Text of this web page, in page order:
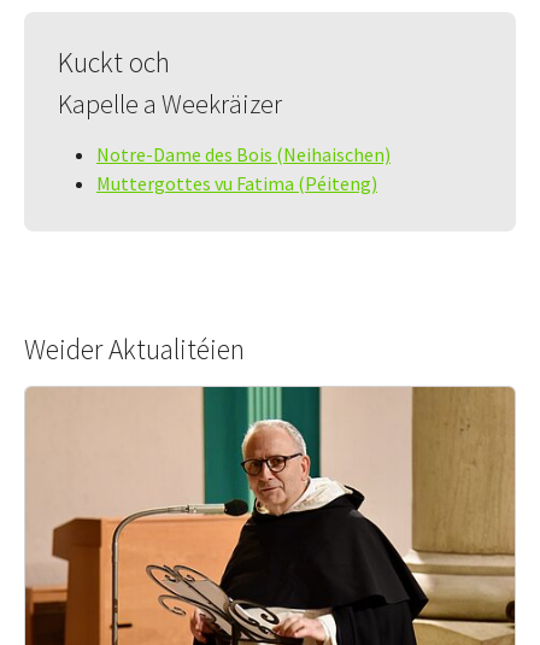
Kuckt och
Kapelle a Weekräizer
Notre-Dame des Bois (Neihaischen)
Muttergottes vu Fatima (Péiteng)
Weider Aktualitéien